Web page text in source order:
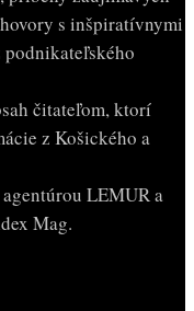
s inšpiratívnymi
čitateľom, ktorí
z Košického a
LEMUR a
Mag.